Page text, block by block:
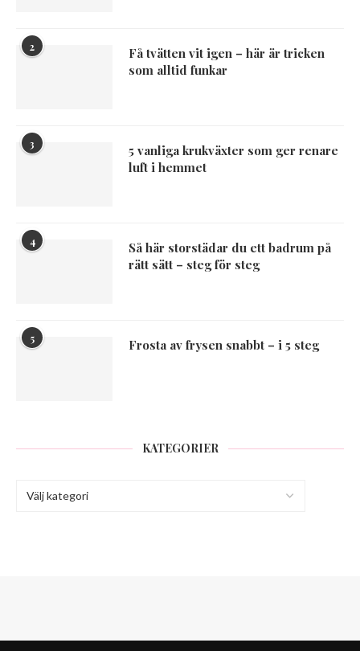
2
Få tvätten vit igen – här är tricken
som alltid funkar
3
5 vanliga krukväxter som ger renare
luft i hemmet
4
Så här storstädar du ett badrum på
rätt sätt – steg för steg
5 Frosta av frysen snabbt – i 5 steg
KATEGORIER